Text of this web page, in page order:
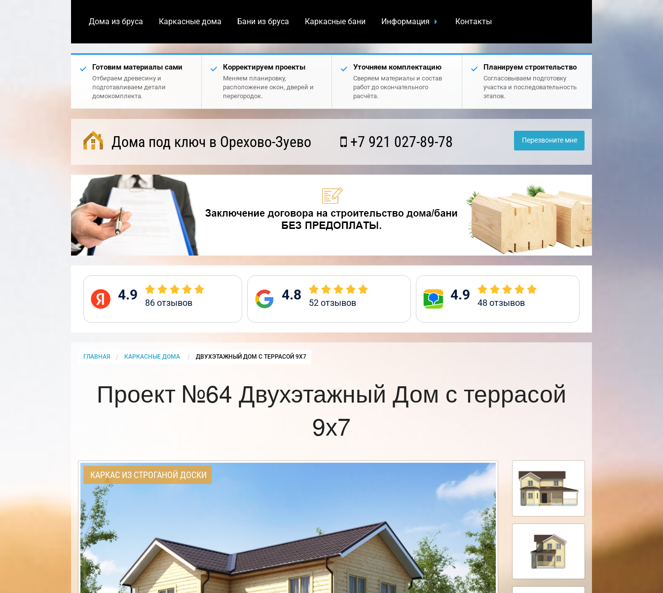
Дома из бруса Каркасные дома Бани из бруса Каркасные бани Информация Контакты
Готовим материалы сами
Отбираем древесину и
подготавливаем детали
домокомплекта.
Корректируем проекты
Меняем планировку,
расположение окон, дверей и
перегородок.
Уточняем комплектацию
Сверяем материалы и состав
работ до окончательного
расчёта.
Планируем строительство
Согласовываем подготовку
участка и последовательность
этапов.
Дома под ключ в Орехово-Зуево +7 921 027-89-78 Перезвоните мне
4.9 86отзывов 4.8 52отзывов 4.9 48 отзывов
ГЛАВНАЯ КАРКАСНЫЕ ДОМА CURRENT:
ДВУХЭТАЖНЫЙ ДОМ С ТЕРРАСОЙ 9Х7
Проект №64 Двухэтажный Дом с террасой
9х7
КАРКАС ИЗ СТРОГАНОЙ ДОСКИ